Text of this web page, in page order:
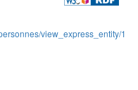
view_express_entity/1